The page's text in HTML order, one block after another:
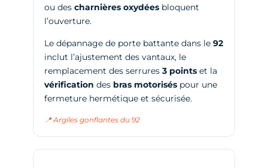
ou des charnières oxydéesbloquent
l’ouverture.
Le dépannage de porte battante dans le 92
inclut l’ajustement des vantaux, le
remplacement des serrures 3 pointset la
vérification des bras motoriséspour une
fermeture hermétique et sécurisée.
📍 Argiles gonflantes du 92